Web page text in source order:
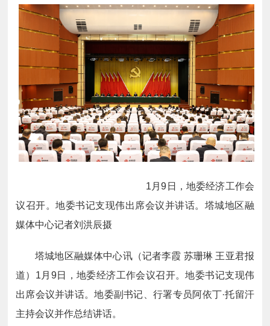
1月9日，地委经济工作会
议召开。地委书记支现伟出席会议并讲话。塔城地区融
媒体中心记者刘洪辰摄
塔城地区融媒体中心讯（记者李霞 苏珊琳 王亚君报
道）1月9日，地委经济工作会议召开。地委书记支现伟
出席会议并讲话。地委副书记、行署专员阿依丁·托留汗
主持会议并作总结讲话。